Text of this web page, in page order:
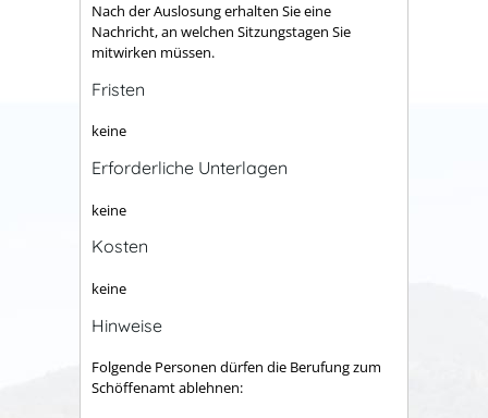
Nach der Auslosung erhalten Sie eine
Nachricht, an welchen Sitzungstagen Sie
mitwirken müssen.
Fristen
keine
Erforderliche Unterlagen
keine
Kosten
keine
Hinweise
Folgende Personen dürfen die Berufung zum
Schöffenamt ablehnen: